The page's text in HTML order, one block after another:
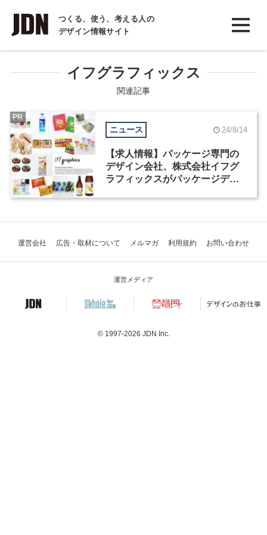
つくる、使う、考える人の
デザイン情報サイト
INTERVIEW
インタビュー
REPORT
COLUMN
コラム
イフグラフィックス
関連記事
ニュース 24/8/14
【求人情報】パッケージ専門の
デザイン会社、株式会社イフグ
ラフィックスがパッケージデザ
PR
運営会社 広告・取材について メルマガ 利用規約 お問い合わせ
運営メディア
© 1997-2026 JDN Inc.